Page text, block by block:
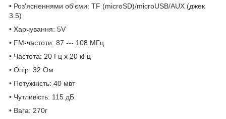
• Роз'ясненнями об'єми: TF (microSD)/microUSB/AUX (джек
3.5)
• Харчування: 5V
• FM-частоти: 87 --- 108 МГц
• Частота: 20 Гц х 20 кГц
• Опір: 32 Ом
• Потужність: 40 мвт
• Чутливість: 115 дБ
• Вага: 270г